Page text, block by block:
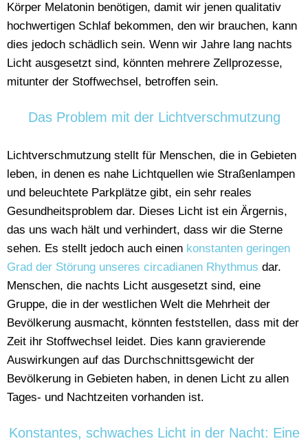
Körper Melatonin benötigen, damit wir jenen qualitativ
hochwertigen Schlaf bekommen, den wir brauchen, kann
dies jedoch schädlich sein. Wenn wir Jahre lang nachts
Licht ausgesetzt sind, könnten mehrere Zellprozesse,
mitunter der Stoffwechsel, betroffen sein.
Das Problem mit der Lichtverschmutzung
Lichtverschmutzung stellt für Menschen, die in Gebieten
leben, in denen es nahe Lichtquellen wie Straßenlampen
und beleuchtete Parkplätze gibt, ein sehr reales
Gesundheitsproblem dar. Dieses Licht ist ein Ärgernis,
das uns wach hält und verhindert, dass wir die Sterne
sehen. Es stellt jedoch auch einen konstanten geringen
Grad der Störung unseres circadianen Rhythmus dar.
Menschen, die nachts Licht ausgesetzt sind, eine
Gruppe, die in der westlichen Welt die Mehrheit der
Bevölkerung ausmacht, könnten feststellen, dass mit der
Zeit ihr Stoffwechsel leidet. Dies kann gravierende
Auswirkungen auf das Durchschnittsgewicht der
Bevölkerung in Gebieten haben, in denen Licht zu allen
Tages- und Nachtzeiten vorhanden ist.
Konstantes, schwaches Licht in der Nacht: Eine